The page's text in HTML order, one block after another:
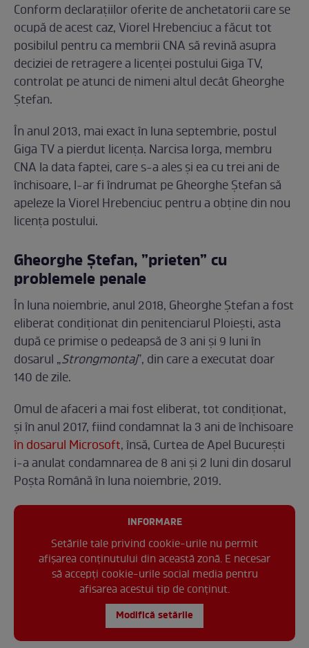
Conform declarațiilor oferite de anchetatorii care se
ocupă de acest caz, Viorel Hrebenciuc a făcut tot
posibilul pentru ca membrii CNA să revină asupra
deciziei de retragere a licenței postului Giga TV,
controlat pe atunci de nimeni altul decât Gheorghe
Ștefan.
În anul 2013, mai exact în luna septembrie, postul
Giga TV a pierdut licența. Narcisa Iorga, membru
CNA la data faptei, care s-a ales și ea cu trei ani de
închisoare, l-ar fi îndrumat pe Gheorghe Ștefan să
apeleze la Viorel Hrebenciuc pentru a obține din nou
licența postului.
Gheorghe Ștefan, ”prieten” cu
problemele penale
În luna noiembrie, anul 2018, Gheorghe Ștefan a fost
eliberat condiționat din penitenciarul Ploiești, asta
după ce primise o pedeapsă de 3 ani și 9 luni în
dosarul „Strongmontaj”, din care a executat doar
140 de zile.
Omul de afaceri a mai fost eliberat, tot condiționat,
și în anul 2017, fiind condamnat la 3 ani de închisoare
în dosarul Microsoft, însă, Curtea de Apel Bucureşti
i-a anulat condamnarea de 8 ani şi 2 luni din dosarul
Poşta Română în luna noiembrie, 2019.
INFORMARE
Setările tale privind cookie-urile nu permit
afișarea conținutului din această zonă. E necesar
să accepți cookie-urile social media pentru
afisarea acestui tip de conținut.
Modifică setările